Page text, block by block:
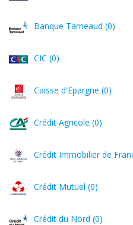
Banque Tarneaud (0)
CIC (0)
Caisse d'Epargne (0)
Crédit Agricole (0)
Crédit Immobilier de
Crédit Mutuel (0)
Crédit du Nord (0)